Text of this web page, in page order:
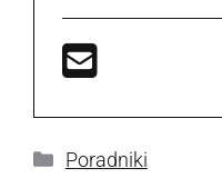
Kategorie
Poradniki